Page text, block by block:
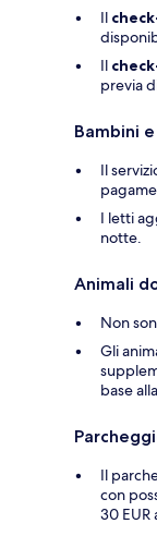
Il
Il
previa
Bambini
Il
I letti
notte.
Animali
Non
Gli
base
Il
con
30 EUR